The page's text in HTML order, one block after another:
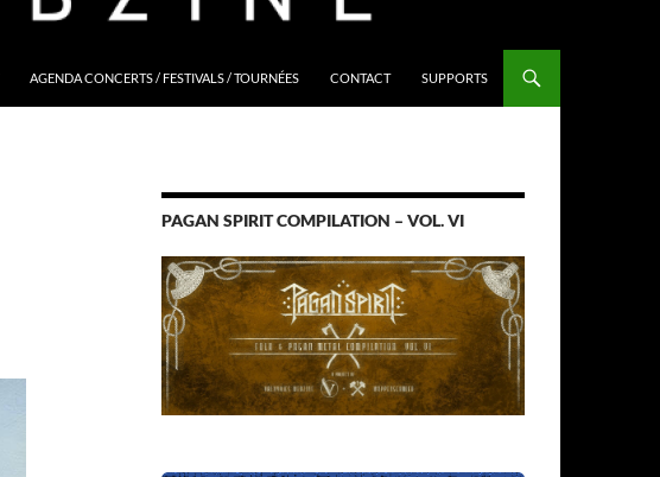
AGENDA CONCERTS / FESTIVALS / TOURNÉES CONTACT SUPPORTS
PAGAN SPIRIT COMPILATION – VOL. VI